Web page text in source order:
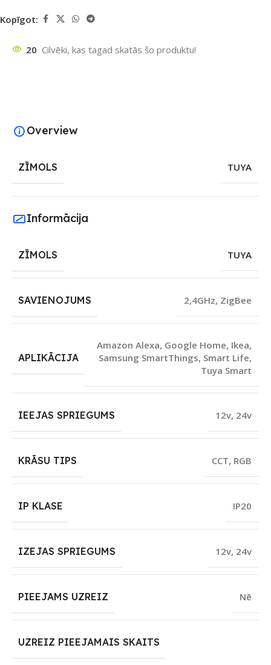
Kopīgot:
20 Cilvēki, kas tagad skatās šo produktu!
Overview
ZĪMOLS TUYA
Informācija
ZĪMOLS TUYA
SAVIENOJUMS 2,4GHz, ZigBee
APLIKĀCIJA
Amazon Alexa, Google Home, Ikea,
Samsung SmartThings, Smart Life,
Tuya Smart
IEEJAS SPRIEGUMS 12v, 24v
KRĀSU TIPS CCT, RGB
IP KLASE IP20
IZEJAS SPRIEGUMS 12v, 24v
PIEEJAMS UZREIZ Nē
UZREIZ PIEEJAMAIS SKAITS